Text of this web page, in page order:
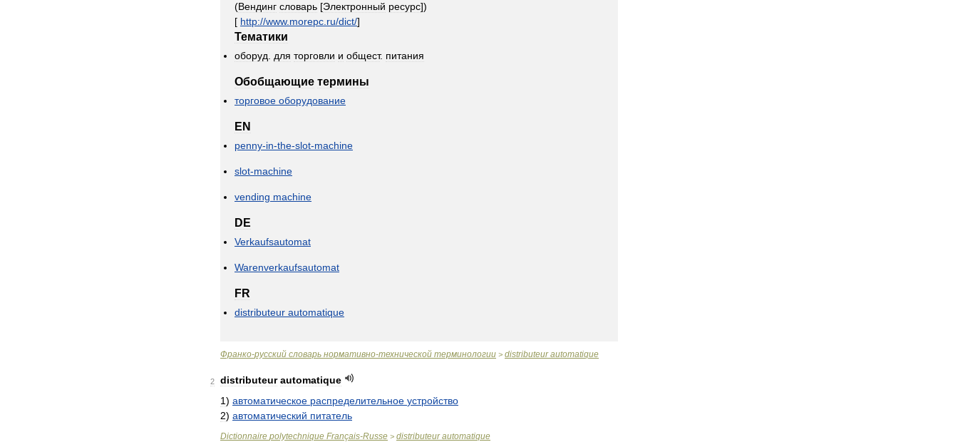
(Вендинг словарь [Электронный ресурс])
[ http://www. morepc ru/dict/]
Тематики
оборуд для торговли и общест. питания
Обобщающие термины
торговое оборудование
EN
penny-in-the-slot-machine
slot-machine
vending machine
DE
Verkaufsautomat
Warenverkaufsautomat
FR
distributeur automatique
Франко-русский словарь нормативно-технической терминологии > distributeur automatique
2 distributeur automatique
1) автоматическое распределительное устройство
2) автоматический питатель
Dictionnaire polytechnique Français-Russe > distributeur automatique